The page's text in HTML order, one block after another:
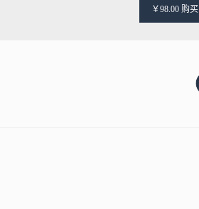
￥98.00 购买